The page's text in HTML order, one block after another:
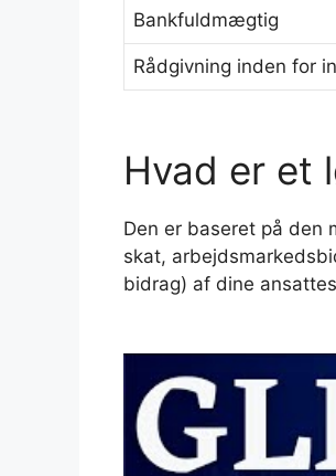
Bankfuldmægtig
Rådgivning inden for
Hvad er et
Den er baseret på den
skat,
bidrag) af dine ansattes